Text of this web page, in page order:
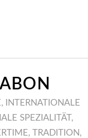
,
INTERNATIONALE
SPEZIALITÄT ,
, TRADITION ,